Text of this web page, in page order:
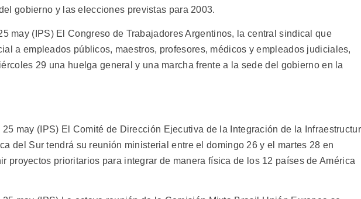
gobierno y las elecciones previstas para 2003.
may (IPS) El Congreso de Trabajadores Argentinos, la central sindical que
a empleados públicos, maestros, profesores, médicos y empleados judiciales,
29 una huelga general y una marcha frente a la sede del gobierno en la
25 may (IPS) El Comité de Dirección Ejecutiva de la Integración de la
del Sur tendrá su reunión ministerial entre el domingo 26 y el martes 28 en
proyectos prioritarios para integrar de manera física de los 12 países de América